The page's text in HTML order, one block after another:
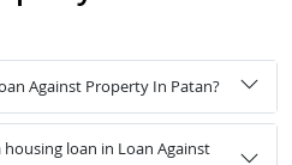
Against Property In Patan?
loan in Loan Against